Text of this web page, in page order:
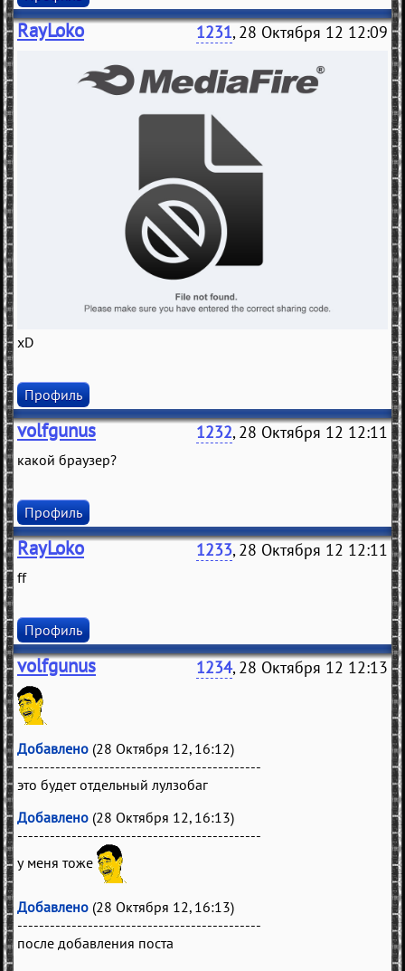
RayLoko 1231, 28 Октября 12 12:09
xD
Профиль
volfgunus 1232, 28 Октября 12 12:11
какой браузер?
Профиль
RayLoko 1233, 28 Октября 12 12:11
ff
Профиль
volfgunus 1234, 28 Октября 12 12:13
Добавлено (28 Октября 12, 16:12)
---------------------------------------------
это будет отдельный лулзобаг
Добавлено (28 Октября 12, 16:13)
---------------------------------------------
у меня тоже
Добавлено (28 Октября 12, 16:13)
---------------------------------------------
после добавления поста